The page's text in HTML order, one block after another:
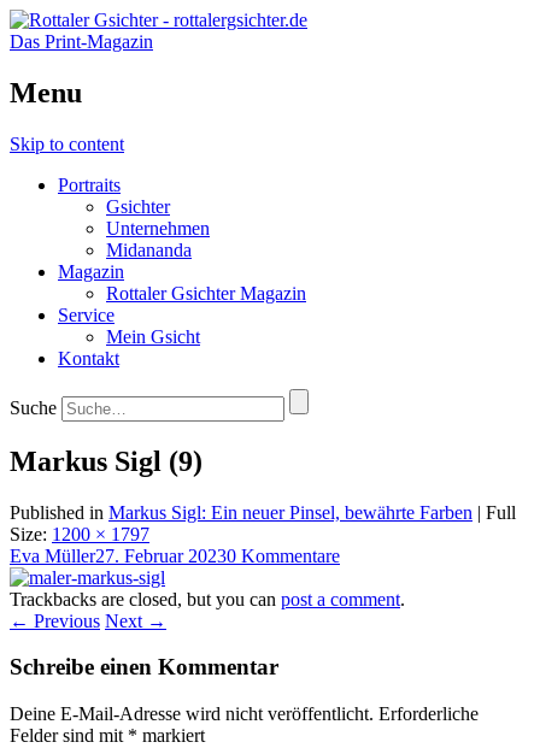
Das Print-Magazin
Menu
Skip to content
Portraits
Gsichter
Unternehmen
Midananda
Magazin
Rottaler Gsichter Magazin
Service
Mein Gsicht
Kontakt
Suche
Markus Sigl (9)
Published in Markus Sigl: Ein neuer Pinsel, bewährte Farben | Full
Size: 1200 × 1797
Eva Müller27. Februar 20230 Kommentare
Trackbacks are closed, but you can post a comment.
← Previous Next →
Schreibe einen Kommentar
Deine E-Mail-Adresse wird nicht veröffentlicht. Erforderliche
Felder sind mit * markiert